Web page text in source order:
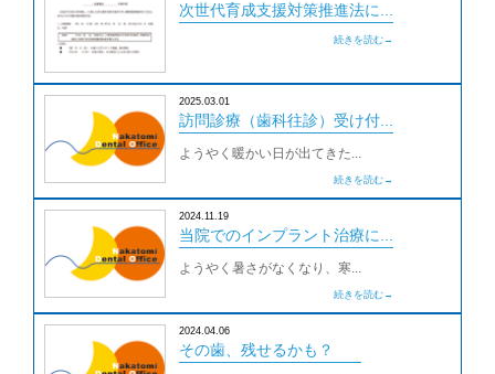
次世代育成支援対策推進法に...
続きを読む→
2025.03.01
訪問診療（歯科往診）受け付...
ようやく暖かい日が出てきた...
続きを読む→
2024.11.19
当院でのインプラント治療に...
ようやく暑さがなくなり、寒...
続きを読む→
2024.04.06
その歯、残せるかも？